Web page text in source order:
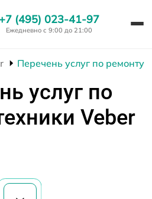
+7 (495) 023-41-97
Ежедневно с 9:00 до 21:00
Перечень услуг по ремонту
услуг по
Veber